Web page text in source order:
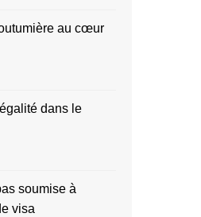
au cœur
dans le
soumise à
visa